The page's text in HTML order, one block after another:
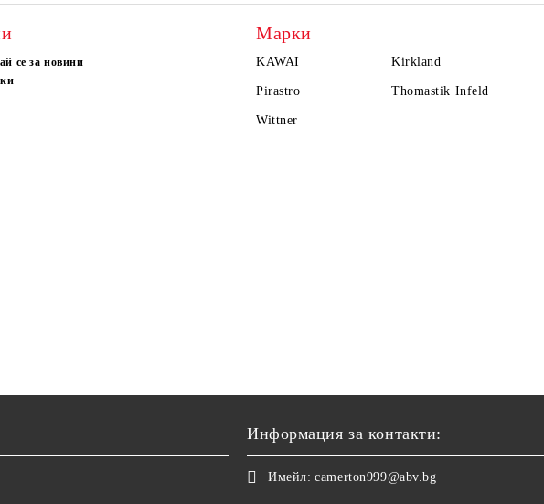
се за новини
Марки
KAWAI Kirkland
Pirastro Thomastik Infeld
Wittner
Информация за контакти:
Имейл: camerton999@abv.bg